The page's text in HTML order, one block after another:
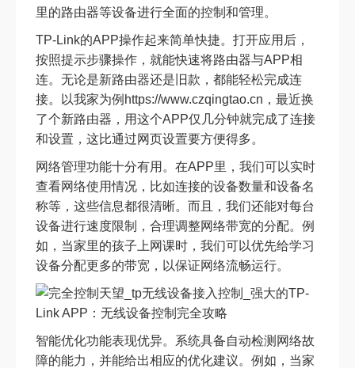
里的路由器等设备进行全面的控制和管理。
TP-Link的APP操作起来简单快捷。打开应用后，
按照提示步骤操作，就能快速将路由器与APP相
连。无论是新路由器还是旧款，都能轻松完成连
接。以我家为例https://www.czqingtao.cn，最近换
了个新路由器，用这个APP仅几分钟就完成了连接
和设置，这比通过网页设置要方便得多。
网络管理功能十分有用。在APP里，我们可以实时
查看网络使用情况，比如连接的设备数量和设备名
称等，这些信息都很清晰。而且，我们还能对每台
设备进行速度限制，合理调整网络带宽的分配。例
如，当家里的孩子上网课时，我们可以优先给学习
设备分配更多的带宽，以保证网络流畅运行。
智能优化功能表现优异。系统具备自动检测网络故
障的能力，并能给出相应的优化建议。例如，当家